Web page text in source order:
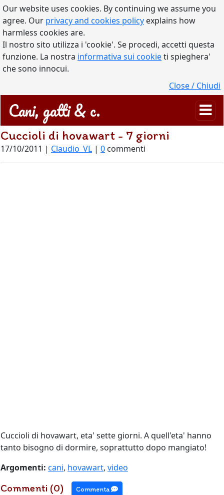
Our website uses cookies. By continuing we assume you
agree. Our privacy and cookies policy explains how
harmless cookies are.
Il nostro sito utilizza i 'cookie'. Se procedi, accetti questa
funzione. La nostra informativa sui cookieti spieghera'
che sono innocui.
Close / Chiudi
Cani, gatti & c.
Cuccioli di hovawart - 7 giorni
17/10/2011 | Claudio_VL | 0 commenti
Cuccioli di hovawart, eta' sette giorni. A quell'eta' hanno
tanto bisogno di dormire, soprattutto dopo mangiato!
Argomenti: cani, hovawart, video
Commenti (0) Commenta